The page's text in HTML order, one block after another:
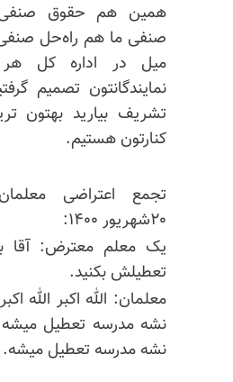
همین هم حقوق
صنفی ما هم راه‌حل صنفی
میل در اداره کل
نمایندگانتون تصمیم
تشریف بیارید بهتون
کنارتون هستیم.
تجمع اعتراضی
۲۰شهریور ۱۴۰۰:
یک معلم معترض: آقا
تعطیلش بکنید.
معلمان: الله اکبر الله
نشه مدرسه تعطیل
نشه مدرسه تعطیل میشه.